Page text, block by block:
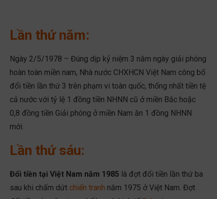
Lần thứ năm:
Ngày 2/5/1978 – Đúng dịp kỷ niệm 3 năm ngày giải phóng
hoàn toàn miền nam, Nhà nước CHXHCN Việt Nam công bố
đổi tiền lần thứ 3 trên phạm vi toàn quốc, thống nhất tiền tệ
cả nước với tỷ lệ 1 đồng tiền NHNN cũ ở miền Bắc hoặc
0,8 đồng tiền Giải phóng ở miền Nam ăn 1 đồng NHNN
mới.
Lần thứ sáu:
Đổi tiền tại Việt Nam năm 1985 là đợt đổi tiền lần thứ ba
sau khi chấm dứt chiến tranh năm 1975 ở Việt Nam. Đợt